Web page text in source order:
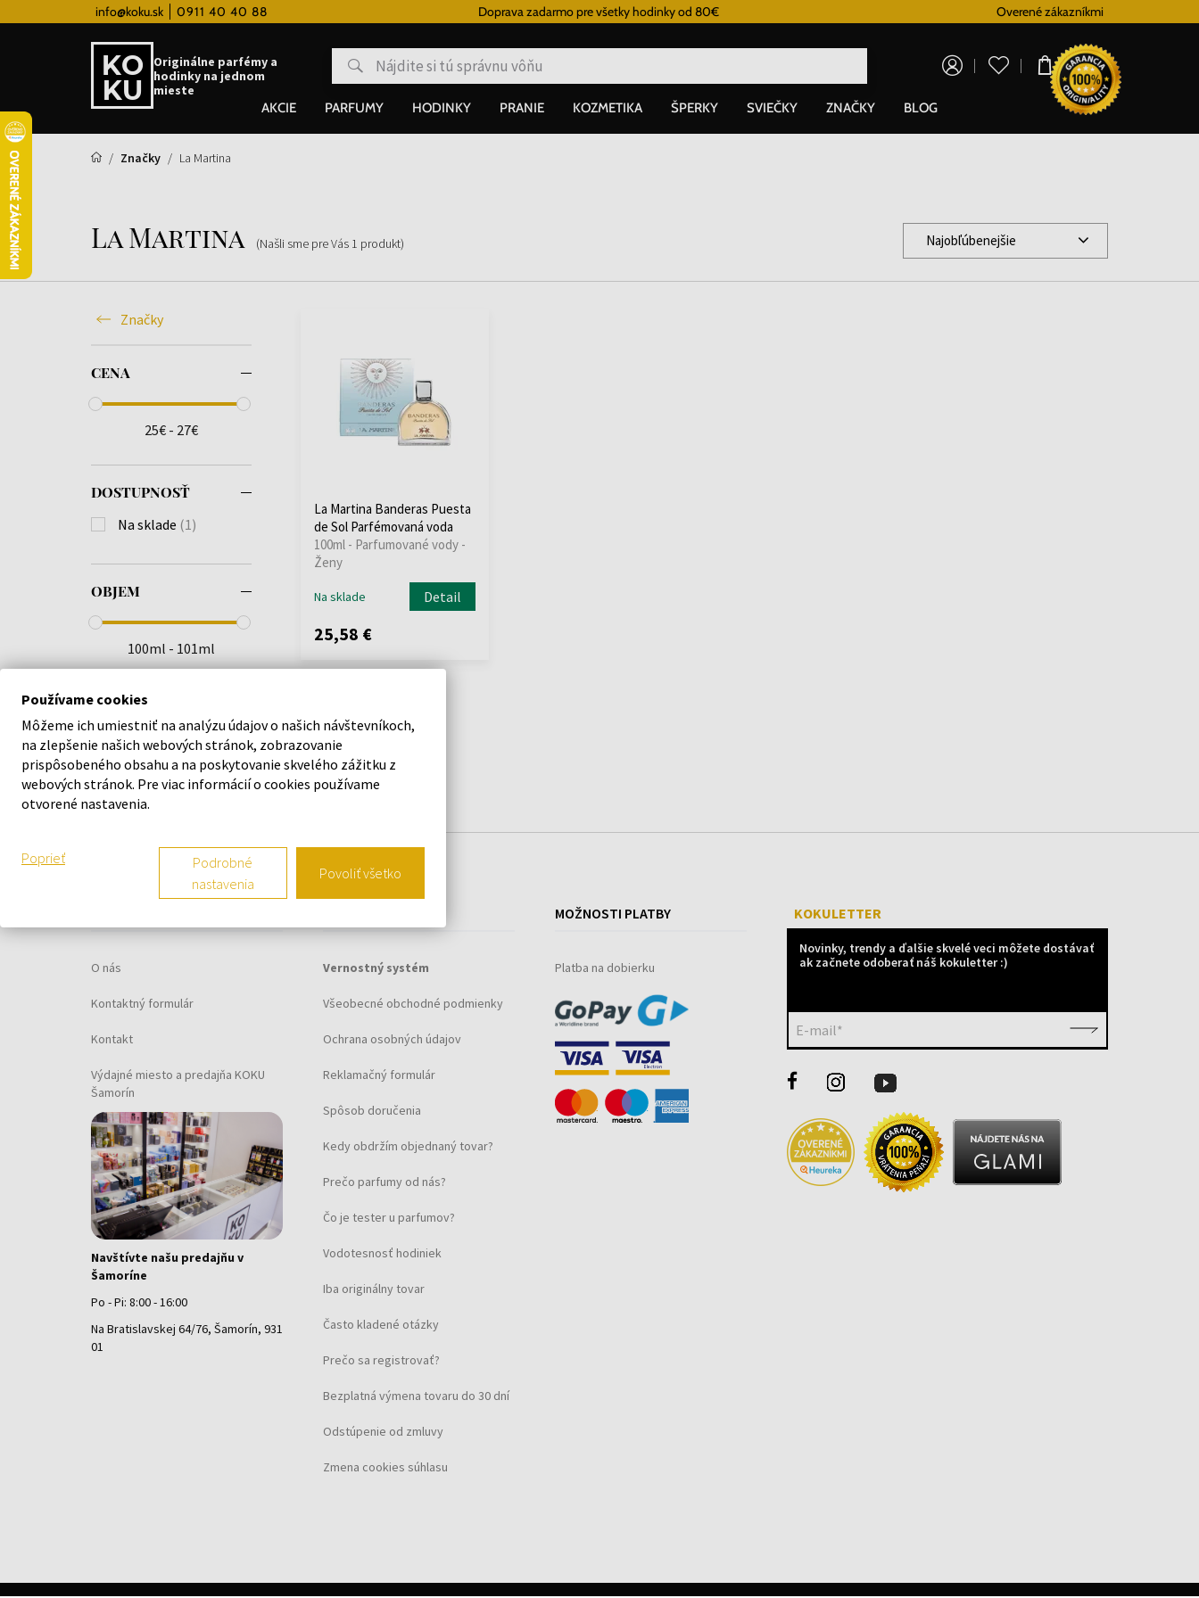
info@koku.sk 0911 40 40 88Vernostný systém Doprava zadarmo pre všetky hodinky od 80€ Overené zákazníkmi
Originálne parfémy a
hodinky na jednom
mieste
0,00 €
AKCIE PARFUMY HODINKY PRANIE KOZMETIKA ŠPERKY SVIEČKY ZNAČKY BLOG
Značky La Martina
La Martina (Našli sme pre Vás 1 produkt) Najobľúbenejšie
Značky
CENA
25€ - 27€
DOSTUPNOSŤ
Na sklade (1)
OBJEM
100ml - 101ml
La Martina Banderas Puesta
de Sol Parfémovaná voda
100ml - Parfumované vody -
Ženy
Na sklade Detail
25,58 €
O nás
Kontaktný formulár
Kontakt
Výdajné miesto a predajňa KOKU
Šamorín
Navštívte našu predajňu v
Šamoríne
Po - Pi: 8:00 - 16:00
Na Bratislavskej 64/76, Šamorín, 931
01
Vernostný systém
Všeobecné obchodné podmienky
Ochrana osobných údajov
Reklamačný formulár
Spôsob doručenia
Kedy obdržím objednaný tovar?
Prečo parfumy od nás?
Čo je tester u parfumov?
Vodotesnosť hodiniek
Iba originálny tovar
Často kladené otázky
Prečo sa registrovať?
Bezplatná výmena tovaru do 30 dní
Odstúpenie od zmluvy
Zmena cookies súhlasu
MOŽNOSTI PLATBY
Platba na dobierku
KOKULETTER
Novinky, trendy a ďalšie skvelé veci môžete dostávať
ak začnete odoberať náš kokuletter :)
E-mail*
Používame cookies
Môžeme ich umiestniť na analýzu údajov o našich návštevníkoch,
na zlepšenie našich webových stránok, zobrazovanie
prispôsobeného obsahu a na poskytovanie skvelého zážitku z
webových stránok. Pre viac informácií o cookies používame
otvorené nastavenia.
Poprieť
Podrobné
nastavenia
Povoliť všetko